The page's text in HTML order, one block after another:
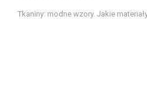
Tkaniny: modne wzory. Jakie